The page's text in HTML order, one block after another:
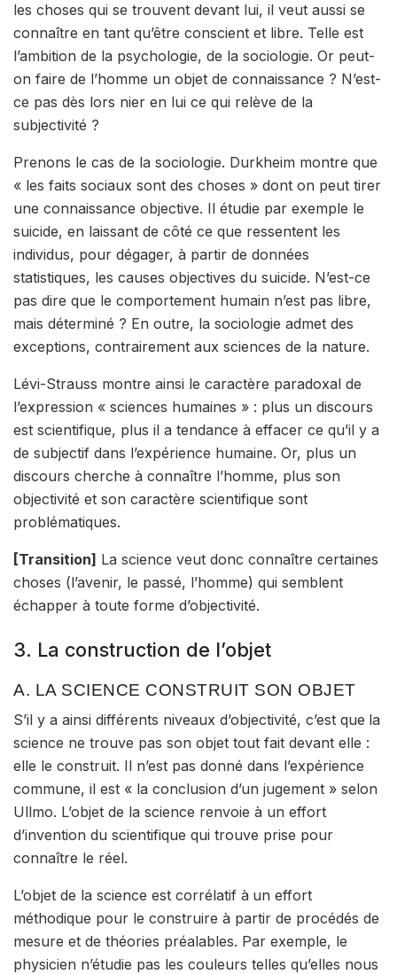
les choses qui se trouvent devant lui, il veut aussi se
connaître en tant qu’être conscient et libre. Telle est
l’ambition de la psychologie, de la sociologie. Or peut-
on faire de l’homme un objet de connaissance ? N’est-
ce pas dès lors nier en lui ce qui relève de la
subjectivité ?
Prenons le cas de la sociologie. Durkheim montre que
« les faits sociaux sont des choses » dont on peut tirer
une connaissance objective. Il étudie par exemple le
suicide, en laissant de côté ce que ressentent les
individus, pour dégager, à partir de données
statistiques, les causes objectives du suicide. N’est-ce
pas dire que le comportement humain n’est pas libre,
mais déterminé ? En outre, la sociologie admet des
exceptions, contrairement aux sciences de la nature.
Lévi-Strauss montre ainsi le caractère paradoxal de
l’expression « sciences humaines » : plus un discours
est scientifique, plus il a tendance à effacer ce qu’il y a
de subjectif dans l’expérience humaine. Or, plus un
discours cherche à connaître l’homme, plus son
objectivité et son caractère scientifique sont
problématiques.
[Transition] La science veut donc connaître certaines
choses (l’avenir, le passé, l’homme) qui semblent
échapper à toute forme d’objectivité.
3. La construction de l’objet
A. LA SCIENCE CONSTRUIT SON OBJET
S’il y a ainsi différents niveaux d’objectivité, c’est que la
science ne trouve pas son objet tout fait devant elle :
elle le construit. Il n’est pas donné dans l’expérience
commune, il est « la conclusion d’un jugement » selon
Ullmo. L’objet de la science renvoie à un effort
d’invention du scientifique qui trouve prise pour
connaître le réel.
L’objet de la science est corrélatif à un effort
méthodique pour le construire à partir de procédés de
mesure et de théories préalables. Par exemple, le
physicien n’étudie pas les couleurs telles qu’elles nous